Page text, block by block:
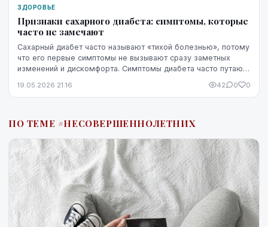
ЗДОРОВЬЕ
Признаки сахарного диабета: симптомы, которые
часто не замечают
Сахарный диабет часто называют «тихой болезнью», потому
что его первые симптомы не вызывают сразу заметных
изменений и дискомфорта. Симптомы диабета часто путают
19.05.2026 21:16 42 0 0
ПО ТЕМЕ #НЕСОВЕРШЕННОЛЕТНИХ